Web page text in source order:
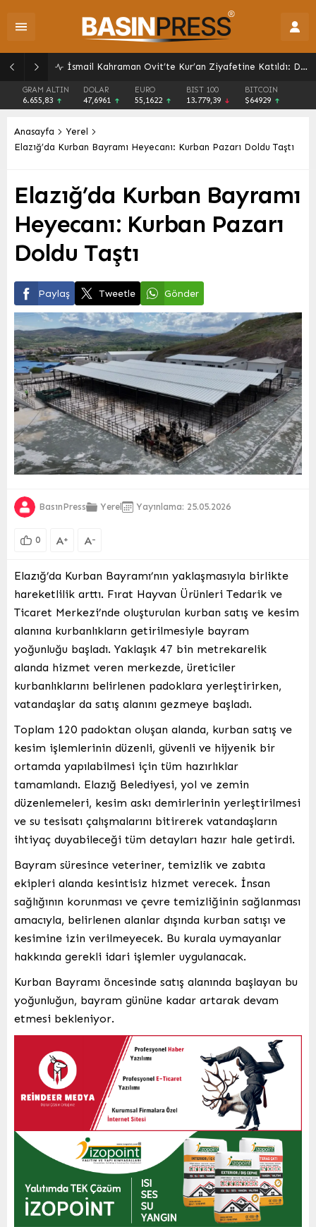
İsmail Kahraman Ovit’te Kur’an Ziyafetine Katıldı: Dualarla Sona Erdi
GRAM ALTIN
6.655,83
DOLAR
47,6961
EURO
55,1622
BIST 100
13.779,39
BITCOIN
$64929
Anasayfa
Yerel
Elazığ’da Kurban Bayramı Heyecanı: Kurban Pazarı Doldu Taştı
Elazığ’da Kurban Bayramı
Heyecanı: Kurban Pazarı
Doldu Taştı
Paylaş Tweetle Gönder
BasınPress Yerel Yayınlama: 25.05.2026
0 A+ A-
Elazığ’da Kurban Bayramı’nın yaklaşmasıyla birlikte
hareketlilik arttı. Fırat Hayvan Ürünleri Tedarik ve
Ticaret Merkezi’nde oluşturulan kurban satış ve kesim
alanına kurbanlıkların getirilmesiyle bayram
yoğunluğu başladı. Yaklaşık 47 bin metrekarelik
alanda hizmet veren merkezde, üreticiler
kurbanlıklarını belirlenen padoklara yerleştirirken,
vatandaşlar da satış alanını gezmeye başladı.
Toplam 120 padoktan oluşan alanda, kurban satış ve
kesim işlemlerinin düzenli, güvenli ve hijyenik bir
ortamda yapılabilmesi için tüm hazırlıklar
tamamlandı. Elazığ Belediyesi, yol ve zemin
düzenlemeleri, kesim askı demirlerinin yerleştirilmesi
ve su tesisatı çalışmalarını bitirerek vatandaşların
ihtiyaç duyabileceği tüm detayları hazır hale getirdi.
Bayram süresince veteriner, temizlik ve zabıta
ekipleri alanda kesintisiz hizmet verecek. İnsan
sağlığının korunması ve çevre temizliğinin sağlanması
amacıyla, belirlenen alanlar dışında kurban satışı ve
kesimine izin verilmeyecek. Bu kurala uymayanlar
hakkında gerekli idari işlemler uygulanacak.
Kurban Bayramı öncesinde satış alanında başlayan bu
yoğunluğun, bayram gününe kadar artarak devam
etmesi bekleniyor.